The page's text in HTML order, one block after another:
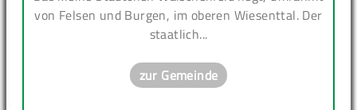
von Felsen und Burgen, im oberen Wiesenttal. Der
staatlich...
zur Gemeinde